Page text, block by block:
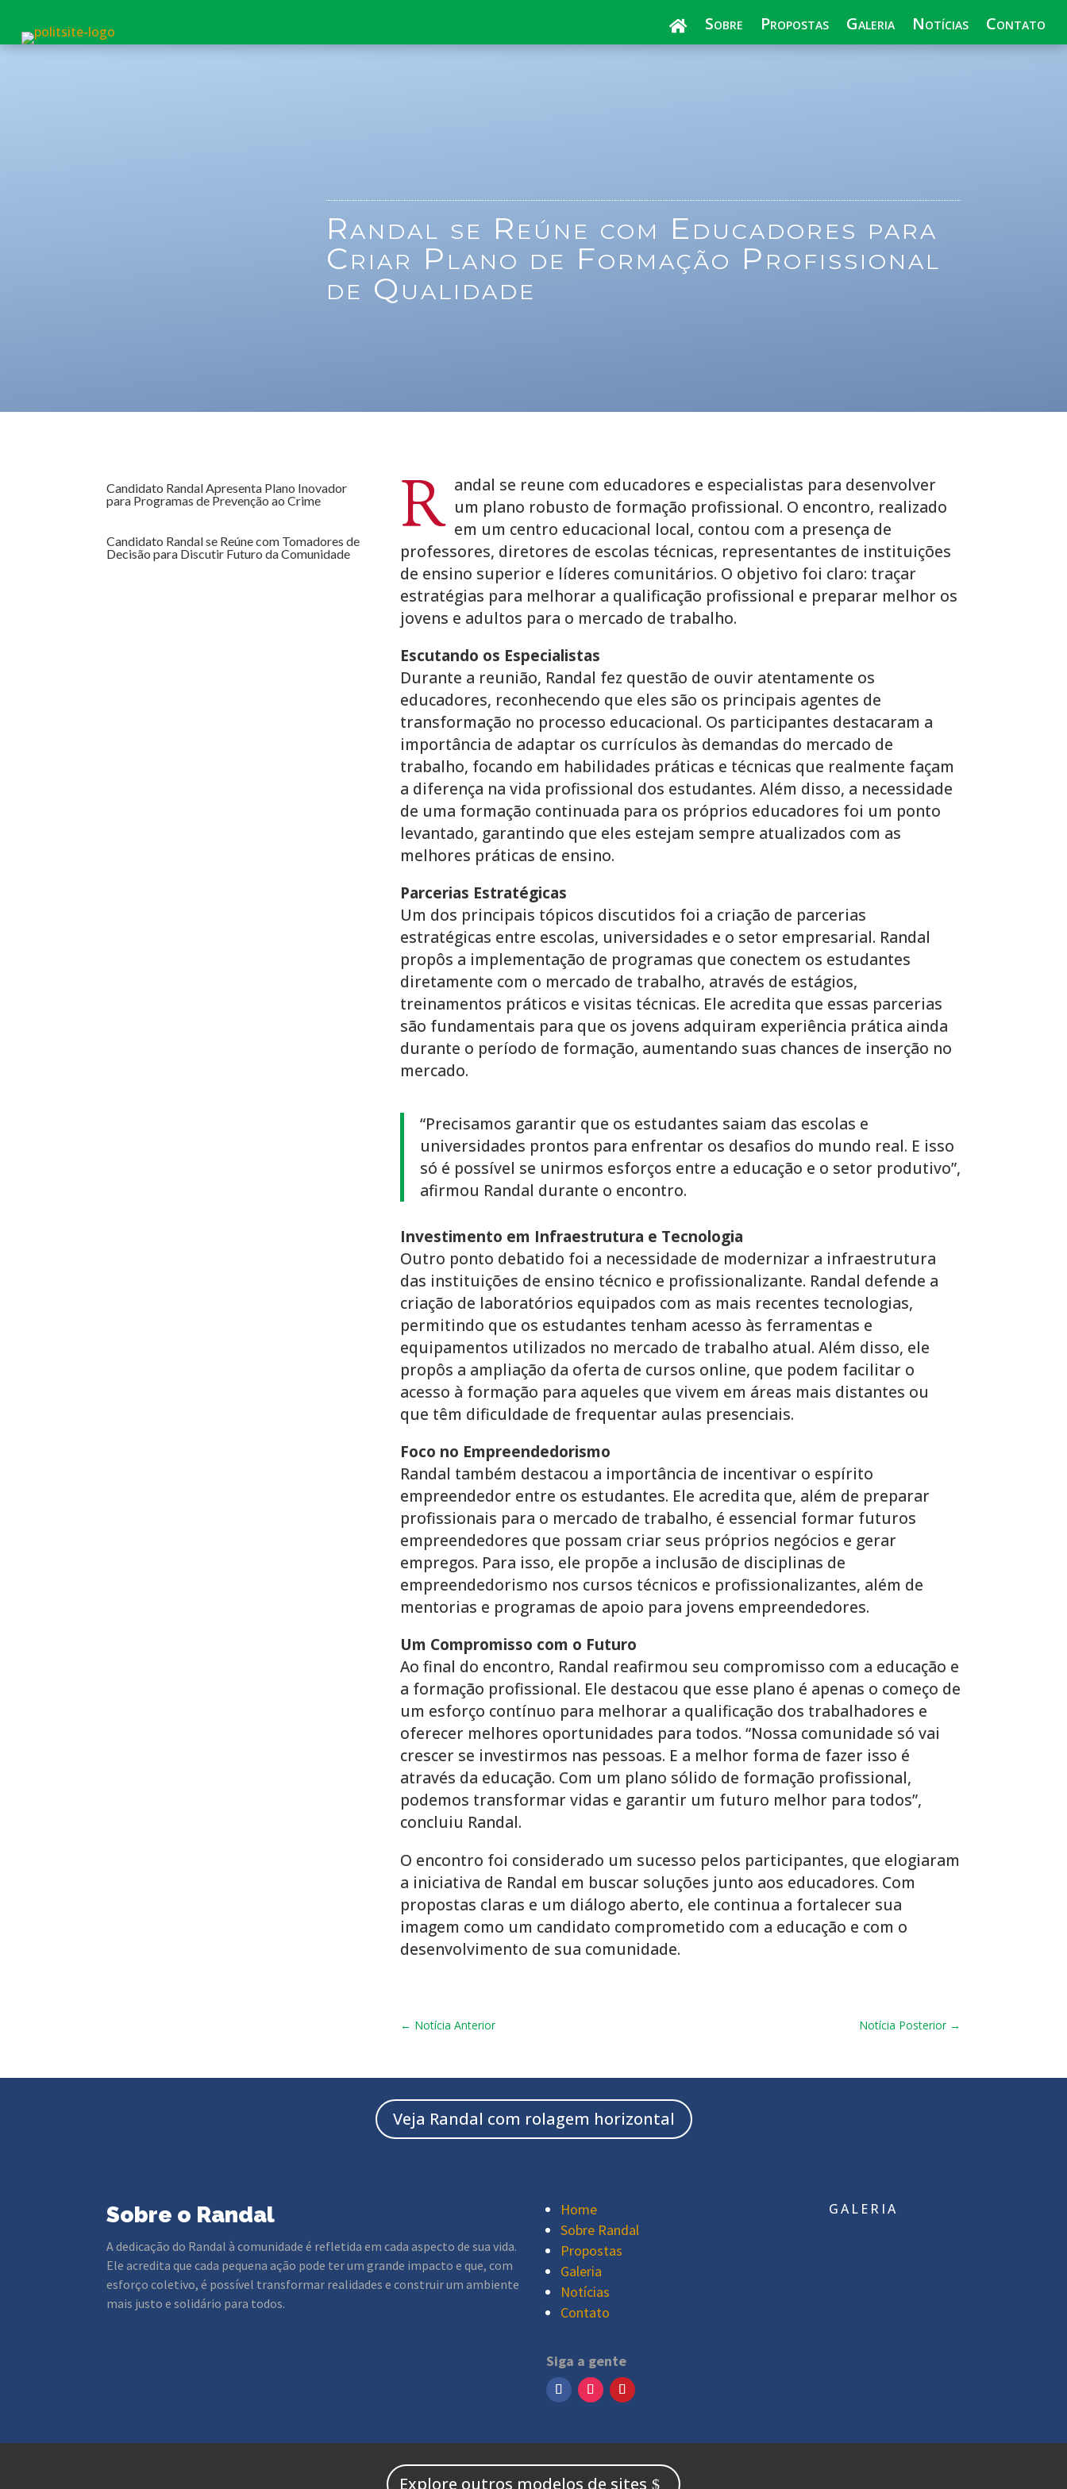
Sobre Propostas Galeria Notícias Contato
Randal se Reúne com Educadores para
Criar Plano de Formação Profissional
de Qualidade
Candidato Randal Apresenta Plano Inovador
para Programas de Prevenção ao Crime
Candidato Randal se Reúne com Tomadores de
Decisão para Discutir Futuro da Comunidade
R andal se reune com educadores e especialistas para desenvolver
um plano robusto de formação profissional. O encontro, realizado
em um centro educacional local, contou com a presença de
professores, diretores de escolas técnicas, representantes de instituições
de ensino superior e líderes comunitários. O objetivo foi claro: traçar
estratégias para melhorar a qualificação profissional e preparar melhor os
jovens e adultos para o mercado de trabalho.
Escutando os Especialistas
Durante a reunião, Randal fez questão de ouvir atentamente os
educadores, reconhecendo que eles são os principais agentes de
transformação no processo educacional. Os participantes destacaram a
importância de adaptar os currículos às demandas do mercado de
trabalho, focando em habilidades práticas e técnicas que realmente façam
a diferença na vida profissional dos estudantes. Além disso, a necessidade
de uma formação continuada para os próprios educadores foi um ponto
levantado, garantindo que eles estejam sempre atualizados com as
melhores práticas de ensino.
Parcerias Estratégicas
Um dos principais tópicos discutidos foi a criação de parcerias
estratégicas entre escolas, universidades e o setor empresarial. Randal
propôs a implementação de programas que conectem os estudantes
diretamente com o mercado de trabalho, através de estágios,
treinamentos práticos e visitas técnicas. Ele acredita que essas parcerias
são fundamentais para que os jovens adquiram experiência prática ainda
durante o período de formação, aumentando suas chances de inserção no
mercado.
“Precisamos garantir que os estudantes saiam das escolas e
universidades prontos para enfrentar os desafios do mundo real. E isso
só é possível se unirmos esforços entre a educação e o setor produtivo”,
afirmou Randal durante o encontro.
Investimento em Infraestrutura e Tecnologia
Outro ponto debatido foi a necessidade de modernizar a infraestrutura
das instituições de ensino técnico e profissionalizante. Randal defende a
criação de laboratórios equipados com as mais recentes tecnologias,
permitindo que os estudantes tenham acesso às ferramentas e
equipamentos utilizados no mercado de trabalho atual. Além disso, ele
propôs a ampliação da oferta de cursos online, que podem facilitar o
acesso à formação para aqueles que vivem em áreas mais distantes ou
que têm dificuldade de frequentar aulas presenciais.
Foco no Empreendedorismo
Randal também destacou a importância de incentivar o espírito
empreendedor entre os estudantes. Ele acredita que, além de preparar
profissionais para o mercado de trabalho, é essencial formar futuros
empreendedores que possam criar seus próprios negócios e gerar
empregos. Para isso, ele propõe a inclusão de disciplinas de
empreendedorismo nos cursos técnicos e profissionalizantes, além de
mentorias e programas de apoio para jovens empreendedores.
Um Compromisso com o Futuro
Ao final do encontro, Randal reafirmou seu compromisso com a educação e
a formação profissional. Ele destacou que esse plano é apenas o começo de
um esforço contínuo para melhorar a qualificação dos trabalhadores e
oferecer melhores oportunidades para todos. “Nossa comunidade só vai
crescer se investirmos nas pessoas. E a melhor forma de fazer isso é
através da educação. Com um plano sólido de formação profissional,
podemos transformar vidas e garantir um futuro melhor para todos”,
concluiu Randal.
O encontro foi considerado um sucesso pelos participantes, que elogiaram
a iniciativa de Randal em buscar soluções junto aos educadores. Com
propostas claras e um diálogo aberto, ele continua a fortalecer sua
imagem como um candidato comprometido com a educação e com o
desenvolvimento de sua comunidade.
← Notícia Anterior Notícia Posterior→
Veja Randal com rolagem horizontal
Sobre o Randal
A dedicação do Randal à comunidade é refletida em cada aspecto de sua vida.
Ele acredita que cada pequena ação pode ter um grande impacto e que, com
esforço coletivo, é possível transformar realidades e construir um ambiente
mais justo e solidário para todos.
Home
Sobre Randal
Propostas
Galeria
Notícias
Contato
Siga a gente
GALERIA
Explore outros modelos de sites